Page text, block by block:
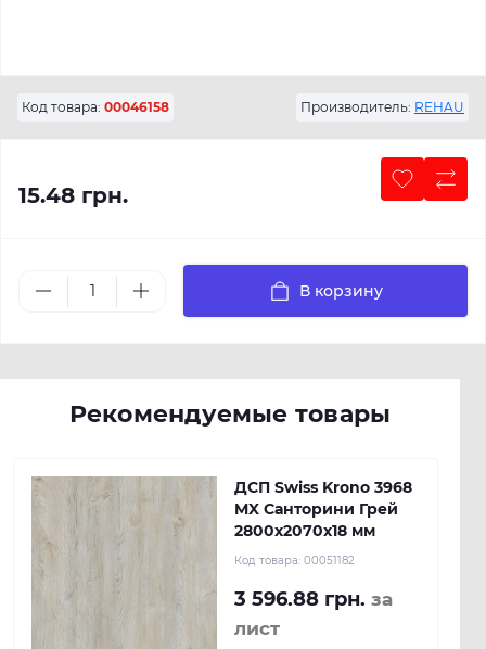
Код товара: 00046158 Производитель: REHAU
15.48 грн.
В корзину
Рекомендуемые товары
ДСП Swiss Krono 3968
MX Санторини Грей
2800х2070х18 мм
Код товара: 00051182
3 596.88 грн. за
лист